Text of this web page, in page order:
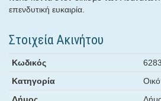
επενδυτική ευκαιρία.
Στοιχεία Ακινήτου
Κωδικός
6283
Κατηγορία
Δήμος